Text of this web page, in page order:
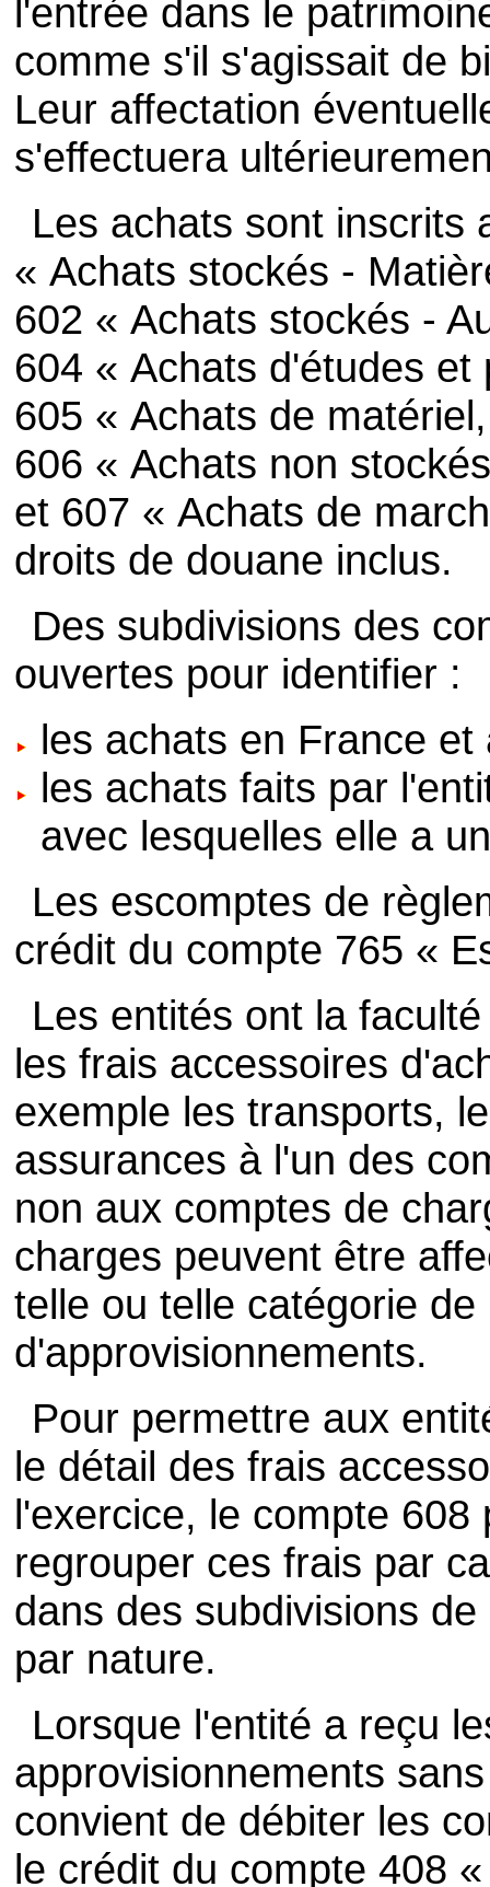
l'entrée dans le
comme s'il s'agissait de
Leur affectation
s'effectuera
Les achats sont inscrits
« Achats stockés -
602 « Achats stockés -
604 « Achats d'études
605 « Achats de
606 « Achats non
et 607 « Achats de
droits de douane inclus.
Des subdivisions des
ouvertes pour identifier :
les achats en France et
les achats faits par
avec lesquelles elle a
Les escomptes de
crédit du compte 765 «
Les entités ont la
les frais accessoires
exemple les transports,
assurances à l'un des
non aux comptes de
charges peuvent être
telle ou telle catégorie
d'approvisionnements.
Pour permettre aux
le détail des frais
l'exercice, le compte
regrouper ces frais par
dans des subdivisions
par nature.
Lorsque l'entité a reçu
approvisionnements
convient de débiter les
le crédit du compte 408